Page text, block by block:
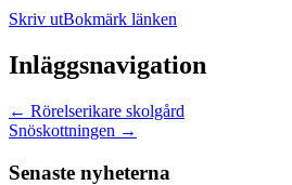
Skriv utBokmärk länken
Inläggsnavigation
← Rörelserikare skolgård
Snöskottningen →
Senaste nyheterna